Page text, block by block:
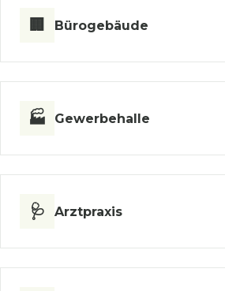
🏢 Bürogebäude
🏭 Gewerbehalle
🩺 Arztpraxis